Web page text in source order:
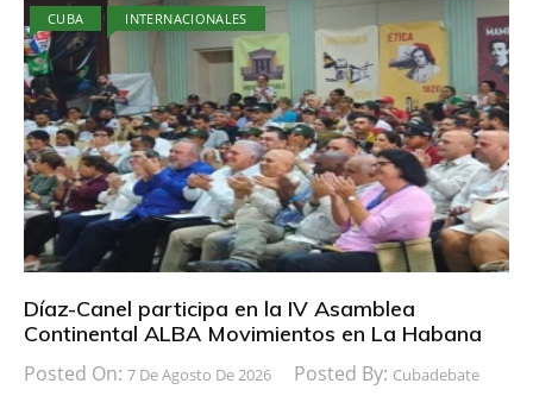
CUBA INTERNACIONALES
Díaz-Canel participa en la IV Asamblea
Continental ALBA Movimientos en La Habana
Posted On: 7 De Agosto De 2026 Posted By: Cubadebate